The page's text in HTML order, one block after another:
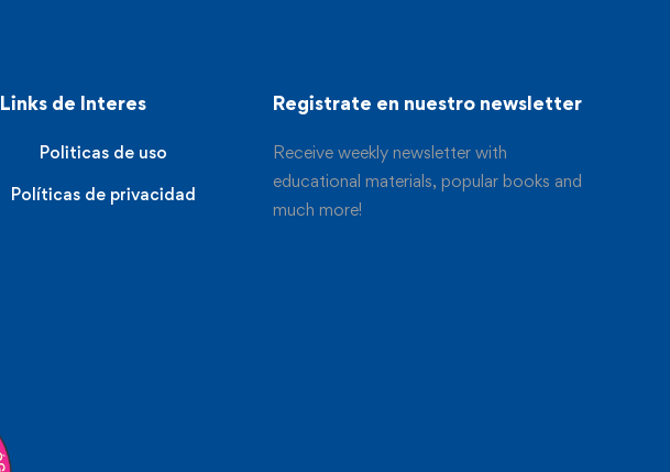
Links de Interes
Politicas de uso
Políticas de privacidad
Registrate en nuestro newsletter
Receive weekly newsletter with
educational materials, popular books and
much more!